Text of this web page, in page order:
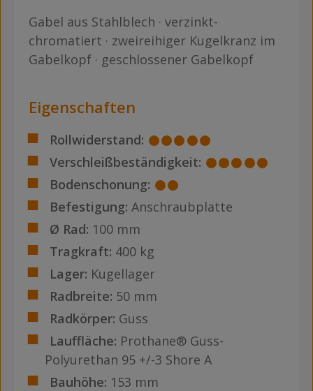
Gabel aus Stahlblech · verzinkt-
chromatiert · zweireihiger Kugelkranz im
Gabelkopf · geschlossener Gabelkopf
Eigenschaften
Rollwiderstand:
Verschleißbeständigkeit:
Bodenschonung:
Befestigung: Anschraubplatte
Ø Rad: 100 mm
Tragkraft: 400 kg
Lager: Kugellager
Radbreite: 50 mm
Radkörper: Guss
Lauffläche: Prothane® Guss-
Polyurethan 95 +/-3 Shore A
Bauhöhe: 153 mm